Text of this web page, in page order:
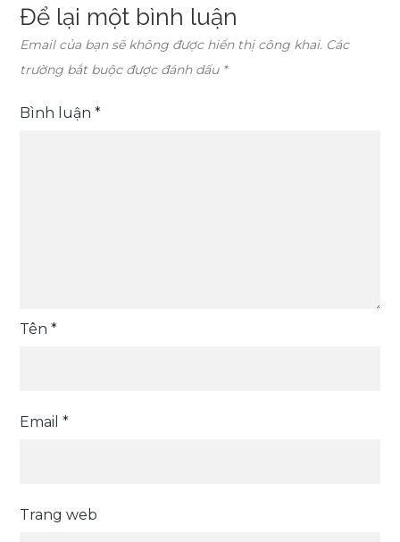
Để lại một bình luận
Email của bạn sẽ không được hiển thị công khai. Các
trường bắt buộc được đánh dấu *
Bình luận*
Tên*
Email*
Trang web